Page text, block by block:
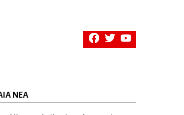
facebooktwitteryoutube
ΝΈΑ